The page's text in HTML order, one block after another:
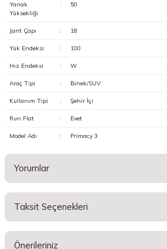
Yanak
Yüksekliği
: 50
Jant Çapı : 18
Yük Endeksi : 100
Hız Endeksi : W
Araç Tipi : Binek/SUV
Kullanım Tipi : Şehir İçi
Run Flat : Evet
Model Adı : Primacy 3
Yorumlar
Taksit Seçenekleri
Önerileriniz